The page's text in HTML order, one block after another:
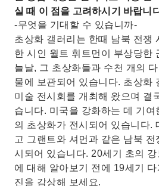
실 때 이 점을 고려하시기 바랍니
-무엇을 기대할 수 있습니까-
초상화 갤러리는 한때 남북 전쟁
한 시인 월트 휘트먼이 부상당한
늘날, 그 초상화들과 수천 개의
물에 보관되어 있습니다. 초상화
미술 전시회를 개최해 왔으며 결
습니다. 미국을 강화하는 데 기여
의 초상화가 전시되어 있습니다.
고 그랜트와 셔먼과 같은 남북 전
시되어 있습니다. 20세기 초의
에 대해 알아보기 전에 19세기
진을 감상해 보세요.